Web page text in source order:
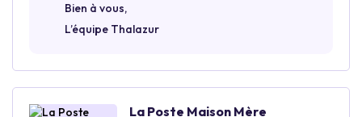
Bien à vous,
L’équipe Thalazur
La Poste Maison Mère